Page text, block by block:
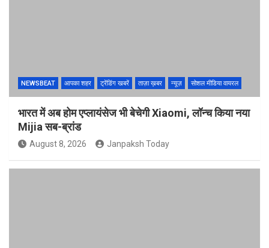
NEWSBEAT आपका शहर ट्रेंडिंग खबरें ताज़ा ख़बर न्यूज़ सोशल मीडिया वायरल
भारत में अब होम एप्लायंसेज भी बेचेगी Xiaomi, लॉन्च किया नया
Mijia सब-ब्रांड
August 8, 2026 Janpaksh Today